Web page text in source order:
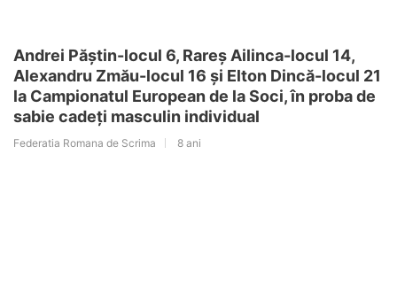
Andrei Păștin-locul 6, Rareș Ailinca-locul 14,
Alexandru Zmău-locul 16 și Elton Dincă-locul 21
la Campionatul European de la Soci, în proba de
sabie cadeți masculin individual
Federatia Romana de Scrima 8 ani